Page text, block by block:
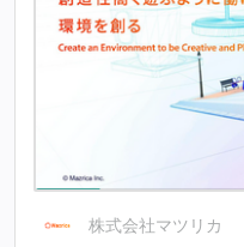
株式会社マツリカ